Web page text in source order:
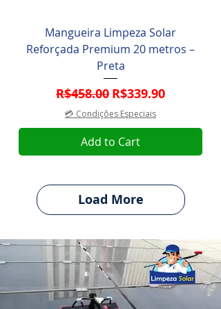
Mangueira Limpeza Solar
Reforçada Premium 20 metros –
Preta
Regular Price
R$458.00 Sale Price
R$339.90
💳 Condições Especiais
Add to Cart
Load More